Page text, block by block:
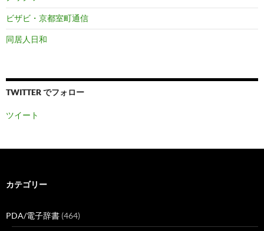
ビザビ・京都室町通信
同居人日和
TWITTER でフォロー
ツイート
カテゴリー
PDA/電子辞書 (464)